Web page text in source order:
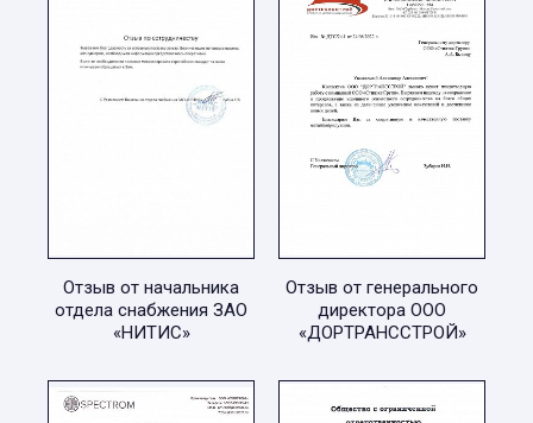
Отзыв от начальника
отдела снабжения ЗАО
«НИТИС»
Отзыв от генерального
директора ООО
«ДОРТРАНССТРОЙ»